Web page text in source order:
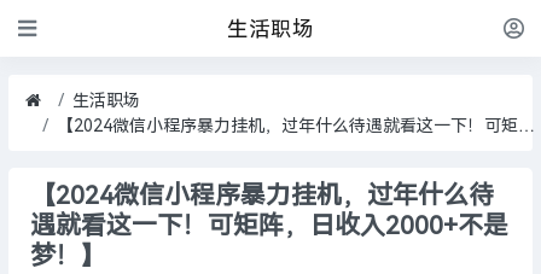
生活职场
生活职场
【2024微信小程序暴力挂机，过年什么待遇就看这一下！可矩阵，日收入2000+不是梦！】
【2024微信小程序暴力挂机，过年什么待
遇就看这一下！可矩阵，日收入2000+不是
梦！】